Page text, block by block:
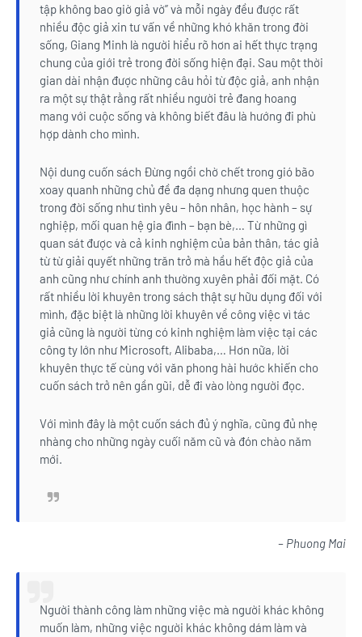
tập không bao giờ giả vờ” và mỗi ngày đều được rất
nhiều độc giả xin tư vấn về những khó khăn trong đời
sống, Giang Minh là người hiểu rõ hơn ai hết thực trạng
chung của giới trẻ trong đời sống hiện đại. Sau một thời
gian dài nhận được những câu hỏi từ độc giả, anh nhận
ra một sự thật rằng rất nhiều người trẻ đang hoang
mang với cuộc sống và không biết đâu là hướng đi phù
hợp dành cho mình.
Nội dung cuốn sách Đừng ngồi chờ chết trong gió bão
xoay quanh những chủ đề đa dạng nhưng quen thuộc
trong đời sống như tình yêu – hôn nhân, học hành – sự
nghiệp, mối quan hệ gia đình – bạn bè,… Từ những gì
quan sát được và cả kinh nghiệm của bản thân, tác giả
từ từ giải quyết những trăn trở mà hầu hết độc giả của
anh cũng như chính anh thường xuyên phải đối mặt. Có
rất nhiều lời khuyên trong sách thật sự hữu dụng đối với
mình, đặc biệt là những lời khuyên về công việc vì tác
giả cũng là người từng có kinh nghiệm làm việc tại các
công ty lớn như Microsoft, Alibaba,… Hơn nữa, lời
khuyên thực tế cùng với văn phong hài hước khiến cho
cuốn sách trở nên gần gũi, dễ đi vào lòng người đọc.
Với mình đây là một cuốn sách đủ ý nghĩa, cũng đủ nhẹ
nhàng cho những ngày cuối năm cũ và đón chào năm
mới.
– Phuong Mai
Người thành công làm những việc mà người khác không
muốn làm, những việc người khác không dám làm và